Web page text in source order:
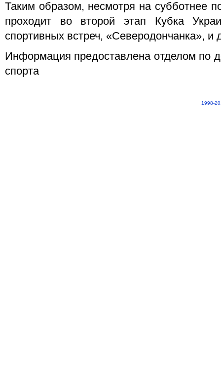
Таким образом, несмотря на субботнее
проходит во второй этап Кубка
спортивных встреч, «Северодончанка», и
Информация предоставлена отделом по
спорта
1998-